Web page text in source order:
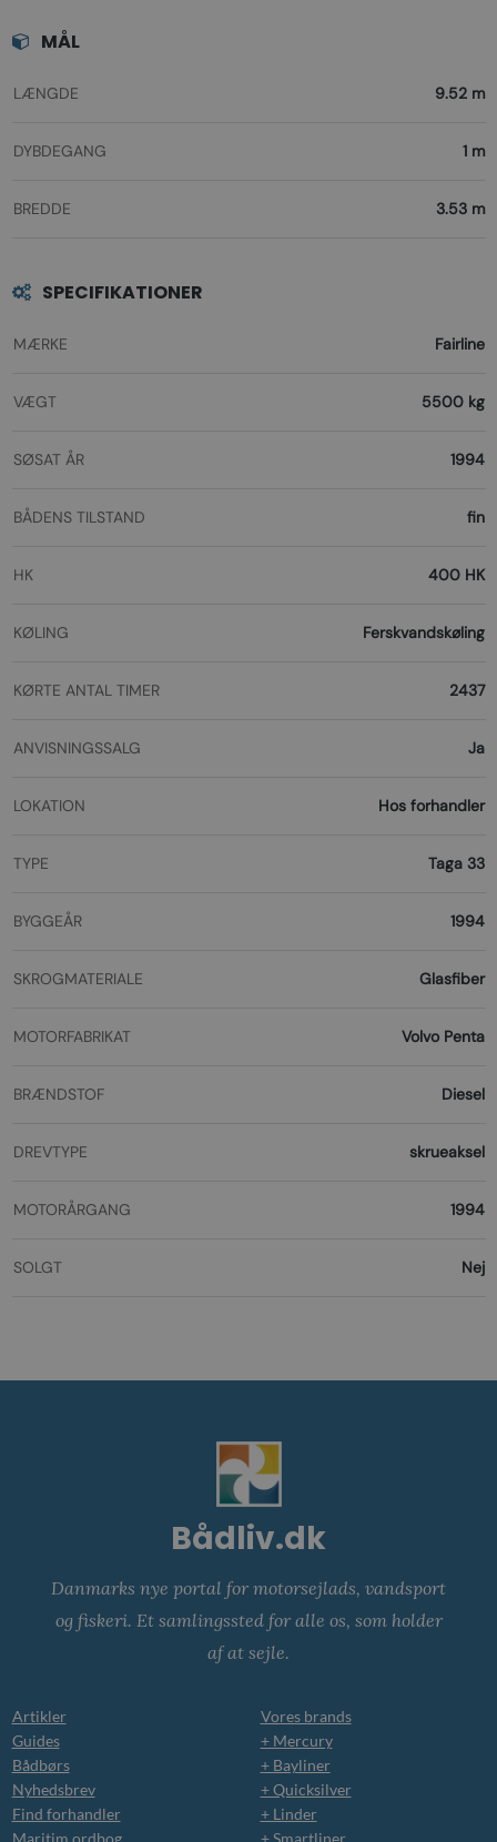
MÅL
LÆNGDE 9.52 m
DYBDEGANG 1 m
BREDDE 3.53 m
SPECIFIKATIONER
MÆRKE Fairline
VÆGT 5500 kg
SØSAT ÅR 1994
BÅDENS TILSTAND fin
HK 400 HK
KØLING Ferskvandskøling
KØRTE ANTAL TIMER 2437
ANVISNINGSSALG Ja
LOKATION Hos forhandler
TYPE Taga 33
BYGGEÅR 1994
SKROGMATERIALE Glasfiber
MOTORFABRIKAT Volvo Penta
BRÆNDSTOF Diesel
DREVTYPE skrueaksel
MOTORÅRGANG 1994
SOLGT Nej
Bådliv.dk
Danmarks nye portal for motorsejlads, vandsport
og fiskeri. Et samlingssted for alle os, som holder
af at sejle.
Artikler
Guides
Bådbørs
Nyhedsbrev
Find forhandler
Maritim ordbog
Vores brands
+ Mercury
+ Bayliner
+ Quicksilver
+ Linder
+ Smartliner